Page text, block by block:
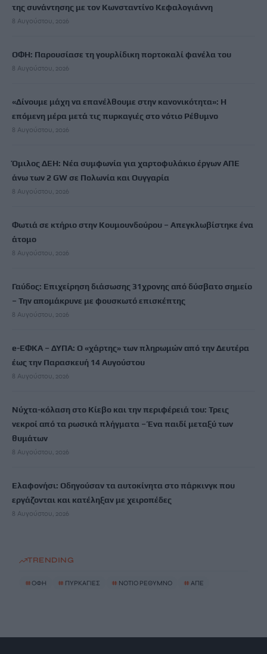
της συνάντησης με τον Κωνσταντίνο Κεφαλογιάννη
8 Αυγούστου, 2026
ΟΦΗ: Παρουσίασε τη γουρλίδικη πορτοκαλί φανέλα του
8 Αυγούστου, 2026
«Δίνουμε μάχη να επανέλθουμε στην κανονικότητα»: Η
επόμενη μέρα μετά τις πυρκαγιές στο νότιο Ρέθυμνο
8 Αυγούστου, 2026
Όμιλος ΔΕΗ: Νέα συμφωνία για χαρτοφυλάκιο έργων ΑΠΕ
άνω των 2 GW σε Πολωνία και Ουγγαρία
8 Αυγούστου, 2026
Φωτιά σε κτήριο στην Κουμουνδούρου – Απεγκλωβίστηκε ένα
άτομο
8 Αυγούστου, 2026
Γαύδος: Επιχείρηση διάσωσης 31χρονης από δύσβατο σημείο
– Την απομάκρυνε με φουσκωτό επισκέπτης
8 Αυγούστου, 2026
e-ΕΦΚΑ – ΔΥΠΑ: Ο «χάρτης» των πληρωμών από την Δευτέρα
έως την Παρασκευή 14 Αυγούστου
8 Αυγούστου, 2026
Νύχτα-κόλαση στο Κίεβο και την περιφέρειά του: Τρεις
νεκροί από τα ρωσικά πλήγματα – Ένα παιδί μεταξύ των
θυμάτων
8 Αυγούστου, 2026
Ελαφονήσι: Οδηγούσαν τα αυτοκίνητα στο πάρκινγκ που
εργάζονται και κατέληξαν με χειροπέδες
8 Αυγούστου, 2026
TRENDING
#ΟΦΗ # ΠΥΡΚΑΓΙΕΣ # ΝΟΤΙΟ ΡΕΘΥΜΝΟ # ΑΠΕ